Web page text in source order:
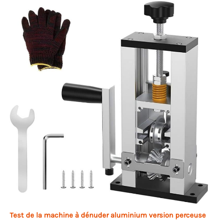
Test de la machine à dénuder aluminium version perceuse